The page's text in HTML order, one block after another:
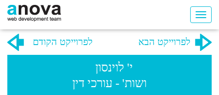
לפרוייקט הקודם לפרוייקט הבא
י' לוינסון
ושות' - עורכי דין